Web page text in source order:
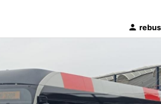
person rebus